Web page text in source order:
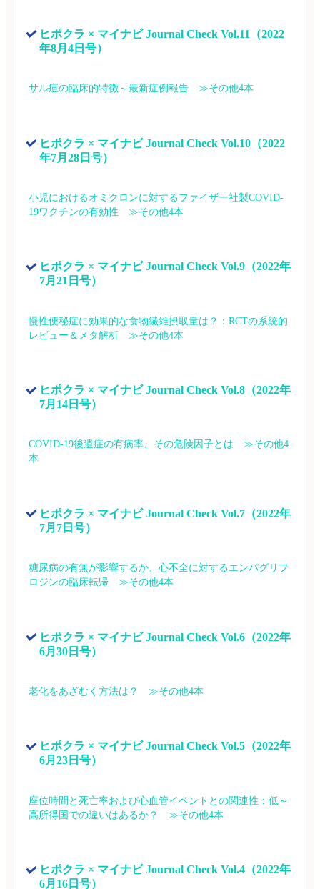
ヒポクラ × マイナビ Journal Check Vol.11（2022
年8月4日号）
サル痘の臨床的特徴～最新症例報告　≫その他4本
ヒポクラ × マイナビ Journal Check Vol.10（2022
年7月28日号）
小児におけるオミクロンに対するファイザー社製COVID-
19ワクチンの有効性　≫その他4本
ヒポクラ × マイナビ Journal Check Vol.9（2022年
7月21日号）
慢性便秘症に効果的な食物繊維摂取量は？：RCTの系統的
レビュー＆メタ解析　≫その他4本
ヒポクラ × マイナビ Journal Check Vol.8（2022年
7月14日号）
COVID-19後遺症の有病率、その危険因子とは　≫その他4
本
ヒポクラ × マイナビ Journal Check Vol.7（2022年
7月7日号）
糖尿病の有無が影響するか、心不全に対するエンパグリフ
ロジンの臨床転帰　≫その他4本
ヒポクラ × マイナビ Journal Check Vol.6（2022年
6月30日号）
老化をあざむく方法は？　≫その他4本
ヒポクラ × マイナビ Journal Check Vol.5（2022年
6月23日号）
座位時間と死亡率および心血管イベントとの関連性：低～
高所得国での違いはあるか？　≫その他4本
ヒポクラ × マイナビ Journal Check Vol.4（2022年
6月16日号）